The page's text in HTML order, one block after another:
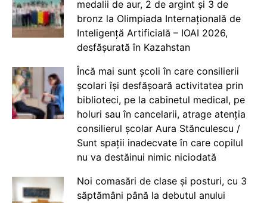
medalii de aur, 2 de argint și 3 de
bronz la Olimpiada Internațională de
Inteligență Artificială – IOAI 2026,
desfășurată în Kazahstan
Încă mai sunt școli în care consilierii
școlari își desfășoară activitatea prin
biblioteci, pe la cabinetul medical, pe
holuri sau în cancelarii, atrage atenția
consilierul școlar Aura Stănculescu /
Sunt spații inadecvate în care copilul
nu va destăinui nimic niciodată
Noi comasări de clase și posturi, cu 3
săptămâni până la debutul anului